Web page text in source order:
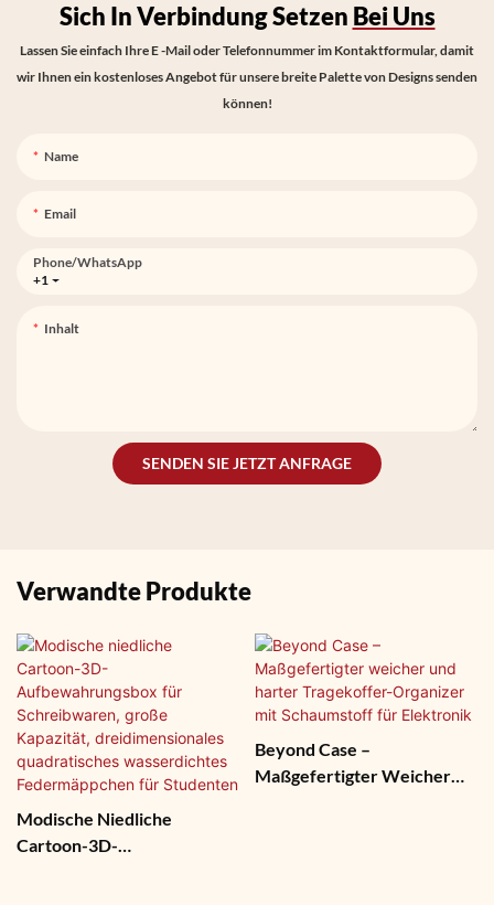
Sich In Verbindung Setzen Bei Uns
Lassen Sie einfach Ihre E -Mail oder Telefonnummer im Kontaktformular, damit
wir Ihnen ein kostenloses Angebot für unsere breite Palette von Designs senden
können!
Name
Email
+1
Phone/whatsApp
Inhalt
SENDEN SIE JETZT ANFRAGE
Verwandte Produkte
Modische Niedliche
Cartoon-3D-
Beyond Case –
Maßgefertigter Weicher